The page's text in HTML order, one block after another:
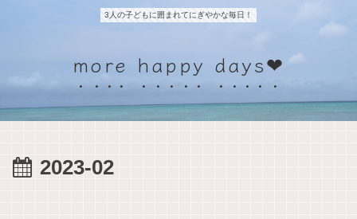
3人の子どもに囲まれてにぎやかな毎日！
more happy days❤
2023-02